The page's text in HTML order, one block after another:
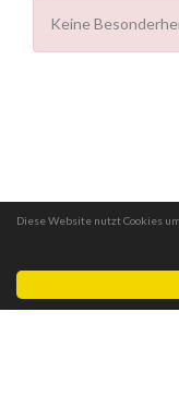
Diese Website nutzt Cookies
Keine